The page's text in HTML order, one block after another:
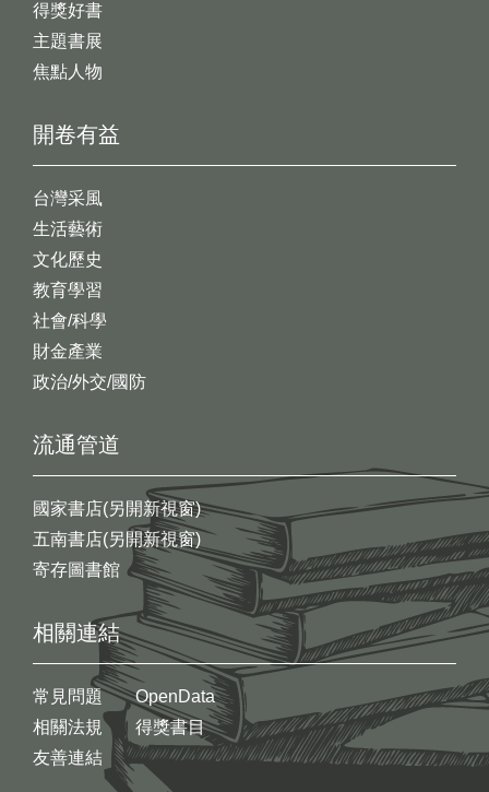
開卷有益
台灣采風
生活藝術
文化歷史
教育學習
社會/科學
財金產業
政治/外交/國防
得獎好書
主題書展
焦點人物
流通管道
國家書店(另開新視窗)
五南書店(另開新視窗)
寄存圖書館
相關連結
常見問題
相關法規
友善連結
OpenData
得獎書目